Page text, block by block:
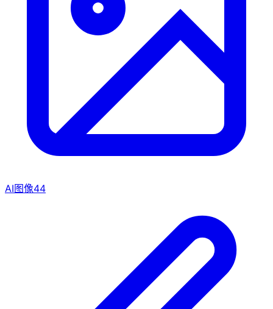
AI图像44